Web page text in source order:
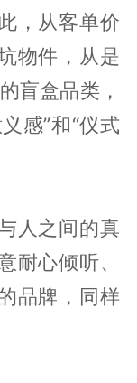
，从客单价
物件，从是
盲盒品类，
感”和“仪式
人之间的真
耐心倾听、
品牌，同样